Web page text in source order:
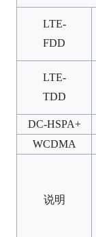
LTE-
FDD
LTE-
TDD
DC-HSPA+
WCDMA
说明